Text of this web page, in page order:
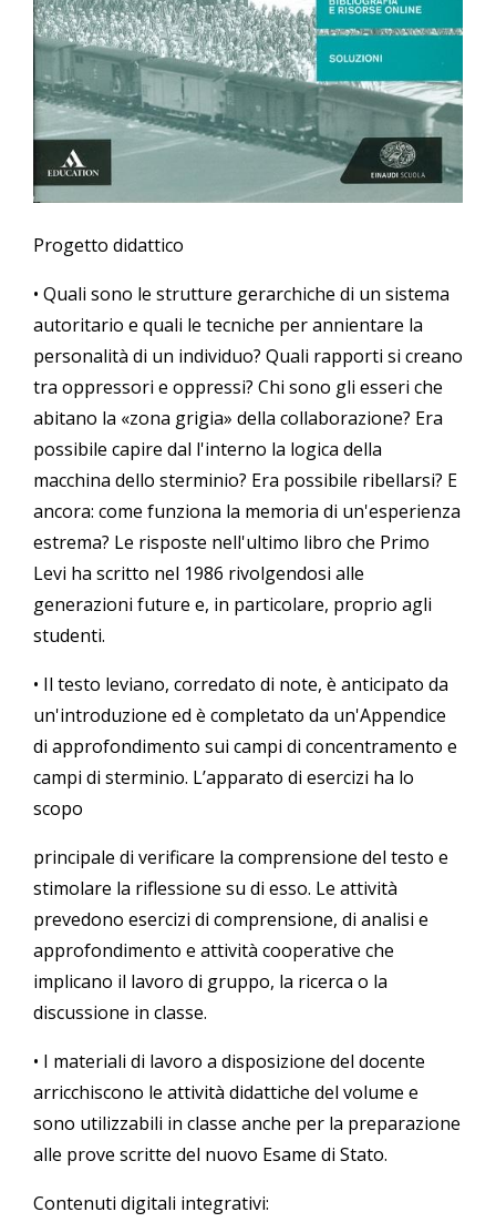
Progetto didattico
• Quali sono le strutture gerarchiche di un sistema
autoritario e quali le tecniche per annientare la
personalità di un individuo? Quali rapporti si creano
tra oppressori e oppressi? Chi sono gli esseri che
abitano la «zona grigia» della collaborazione? Era
possibile capire dal l'interno la logica della
macchina dello sterminio? Era possibile ribellarsi? E
ancora: come funziona la memoria di un'esperienza
estrema? Le risposte nell'ultimo libro che Primo
Levi ha scritto nel 1986 rivolgendosi alle
generazioni future e, in particolare, proprio agli
studenti.
• Il testo leviano, corredato di note, è anticipato da
un'introduzione ed è completato da un'Appendice
di approfondimento sui campi di concentramento e
campi di sterminio. L’apparato di esercizi ha lo
scopo
principale di verificare la comprensione del testo e
stimolare la riflessione su di esso. Le attività
prevedono esercizi di comprensione, di analisi e
approfondimento e attività cooperative che
implicano il lavoro di gruppo, la ricerca o la
discussione in classe.
• I materiali di lavoro a disposizione del docente
arricchiscono le attività didattiche del volume e
sono utilizzabili in classe anche per la preparazione
alle prove scritte del nuovo Esame di Stato.
Contenuti digitali integrativi: